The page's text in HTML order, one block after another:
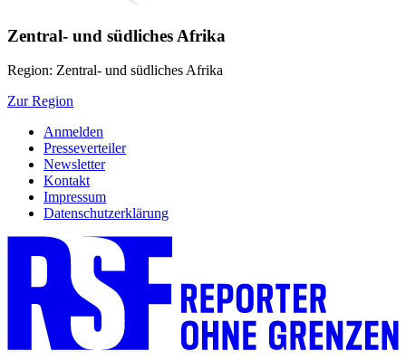
Zentral- und südliches Afrika
Region: Zentral- und südliches Afrika
Zur Region
Anmelden
Presseverteiler
Newsletter
Kontakt
Impressum
Datenschutzerklärung